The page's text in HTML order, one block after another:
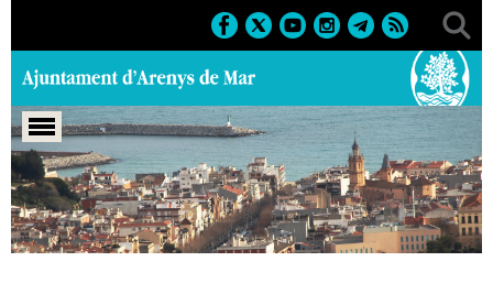
Portada > Notícies > Marcs > Culturals > 2006 > Cicle de
Música Mediterrània